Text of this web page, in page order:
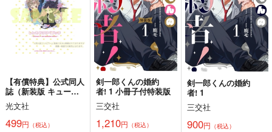
787円（税込）
ロナルド×ドラルク
サンプル
アベンチュリン×Dr.レイシオ
サンプル
作品詳細
1,257円 （税込）
CP無し
サンプル
作品詳細
【有償特典】公式同人
誌（新装版 キューピ
ッドに落雷・新装
版 キューピッドに落
雷 追撃）
光文社
499円 （税込）
剣一郎くんの婚約
者! 1 小冊子付特装版
三交社
1,210円 （税込）
剣一郎くんの婚約
者! 1
三交社
900円 （税込）